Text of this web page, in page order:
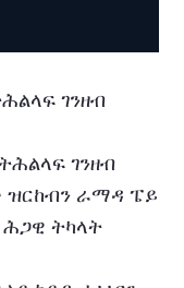
ገንዘብ
ዝርከብን ራማዳ ፔይ
ትካላት